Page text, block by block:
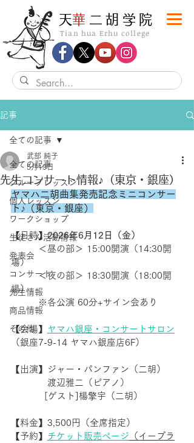
Tian hua Erhu college
​天華 二胡学院
記事
全ての記事
グループレッスン
個人レッスン
ワークショップ
生徒さん活動情報
発表会
コンサート
先生情報
商品情報
その他
全ての記事
先生コンサート情報♪（東京・銀座）
武部 純子
5月19日
ヤマハ二胡曲集発売記念ミニコンサー
ト♪（東京・銀座）
【日時】2026年6月12日（金）
＜昼の部＞ 15:00開演（14:30開
場）
＜夜の部＞ 18:30開演（18:00開
場）
※各公演 60分+サイン会あり
【会場】
ヤマハ銀座・コンサートサロン
（銀座7-9-14 ヤマハ銀座店6F）
【出演】ジャー・パンファン（二胡）
渡辺雅二（ピアノ）
[ゲスト]楊擎宇（二胡）
【料金】3,500円（全席指定）
【予約】
チケット販売ページ （イープラ